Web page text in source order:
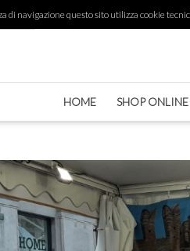
di navigazione questo sito utilizza cookie
HOME SHOP ONLINE